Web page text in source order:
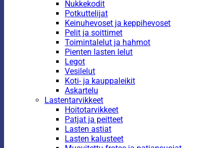
Nukkekodit
Potkuttelijat
Keinuhevoset ja keppihevoset
Pelit ja soittimet
Toimintalelut ja hahmot
Pienten lasten lelut
Legot
Vesilelut
Koti- ja kauppaleikit
Askartelu
Lastentarvikkeet
Hoitotarvikkeet
Patjat ja peitteet
Lasten astiat
Lasten kalusteet